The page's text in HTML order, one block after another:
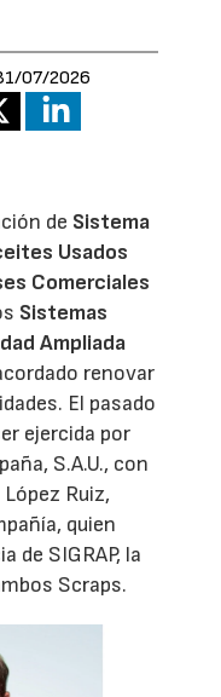
07/2026
de Sistema
Usados
Comerciales
Sistemas
Ampliada
renovar
El pasado
ejercida por
S.A.U., con
Ruiz,
quien
de SIGRAP, la
Scraps.